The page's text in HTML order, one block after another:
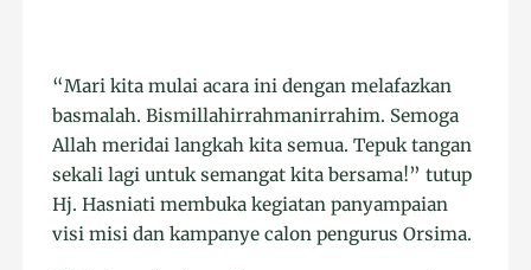
“Mari kita mulai acara ini dengan melafazkan
basmalah. Bismillahirrahmanirrahim. Semoga
Allah meridai langkah kita semua. Tepuk tangan
sekali lagi untuk semangat kita bersama!” tutup
Hj. Hasniati membuka kegiatan panyampaian
visi misi dan kampanye calon pengurus Orsima.